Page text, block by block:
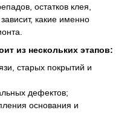
остатков клея,
какие именно
из нескольких этапов:
старых покрытий и
дефектов;
основания и